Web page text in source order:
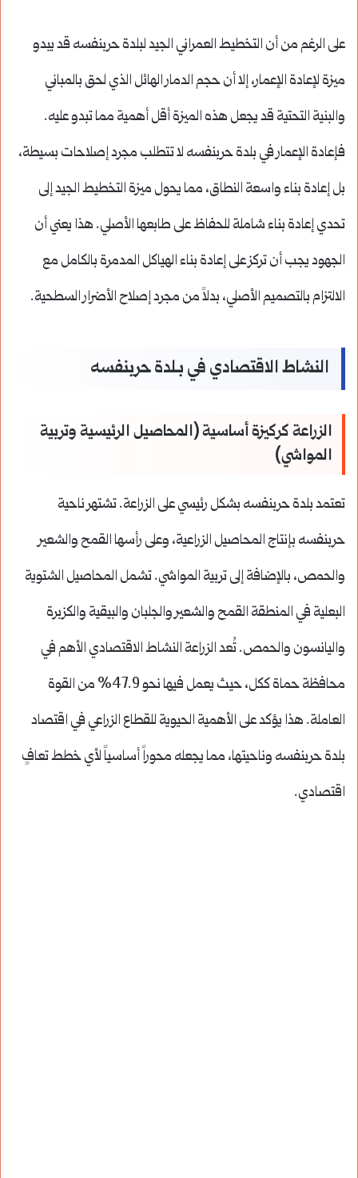
على الرغم من أن التخطيط العمراني الجيد لبلدة حربنفسه قد يبدو
ميزة لإعادة الإعمار، إلا أن حجم الدمار الهائل الذي لحق بالمباني
والبنية التحتية قد يجعل هذه الميزة أقل أهمية مما تبدو عليه.
فإعادة الإعمار في بلدة حربنفسه لا تتطلب مجرد إصلاحات بسيطة،
بل إعادة بناء واسعة النطاق، مما يحول ميزة التخطيط الجيد إلى
تحدي إعادة بناء شاملة للحفاظ على طابعها الأصلي. هذا يعني أن
الجهود يجب أن تركز على إعادة بناء الهياكل المدمرة بالكامل مع
الالتزام بالتصميم الأصلي، بدلاً من مجرد إصلاح الأضرار السطحية.
النشاط الاقتصادي في بـلدة حربنفسه
الزراعة كركيزة أساسية (المحاصيل الرئيسية وتربية
المواشي)
تعتمد بلدة حربنفسه بشكل رئيسي على الزراعة.تشتهر ناحية
حربنفسه بإنتاج المحاصيل الزراعية، وعلى رأسها القمح والشعير
والحمص، بالإضافة إلى تربية المواشي.تشمل المحاصيل الشتوية
البعلية في المنطقة القمح والشعير والجلبان والبيقية والكزبرة
واليانسون والحمص.تُعد الزراعة النشاط الاقتصادي الأهم في
محافظة حماة ككل، حيث يعمل فيها نحو 47.9% من القوة
العاملة. هذا يؤكد على الأهمية الحيوية للقطاع الزراعي في اقتصاد
بلدة حربنفسه وناحيتها، مما يجعله محوراً أساسياً لأي خطط تعافٍ
اقتصادي.